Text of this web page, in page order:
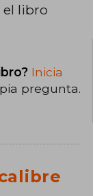
el libro
Inicia
pregunta.